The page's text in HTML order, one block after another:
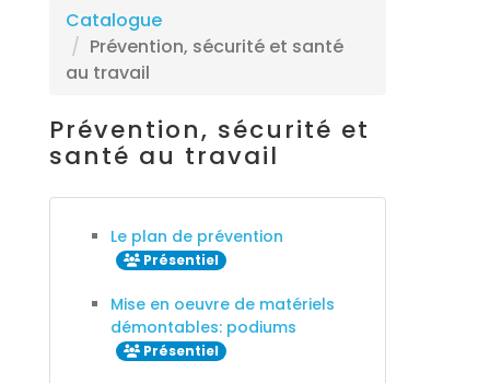
Catalogue
Prévention, sécurité et santé
au travail
Prévention, sécurité et
santé au travail
Le plan de prévention
Présentiel
Mise en oeuvre de matériels
démontables: podiums
Présentiel